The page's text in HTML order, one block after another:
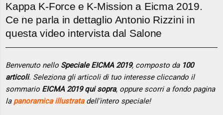
Kappa K-Force e K-Mission a Eicma 2019.
Ce ne parla in dettaglio Antonio Rizzini in
questa video intervista dal Salone
Benvenuto nello Speciale EICMA 2019, composto da 100
articoli. Seleziona gli articoli di tuo interesse cliccando il
sommario EICMA 2019 qui sopra, oppure scorri a fondo pagina
la panoramica illustratadell'intero speciale!